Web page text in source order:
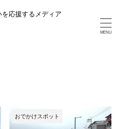
応援するメディア
おでかけスポット